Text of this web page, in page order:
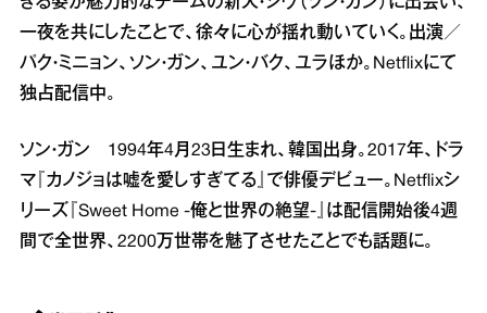
きる姿が魅力的なチームの新人・シウ（ソン・ガン）に出会い、
一夜を共にしたことで、徐々に心が揺れ動いていく。出演／
パク・ミニョン、ソン・ガン、ユン・バク、ユラほか。Netflixにて
独占配信中。
ソン・ガン 1994年4月23日生まれ、韓国出身。2017年、ドラ
マ『カノジョは嘘を愛しすぎてる』で俳優デビュー。Netflixシ
リーズ『Sweet Home ‐俺と世界の絶望‐』は配信開始後4週
間で全世界、2200万世帯を魅了させたことでも話題に。